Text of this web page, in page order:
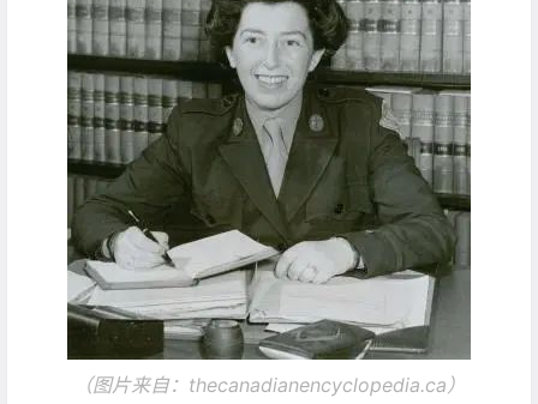
（图片来自： thecanadianencyclopedia.ca）